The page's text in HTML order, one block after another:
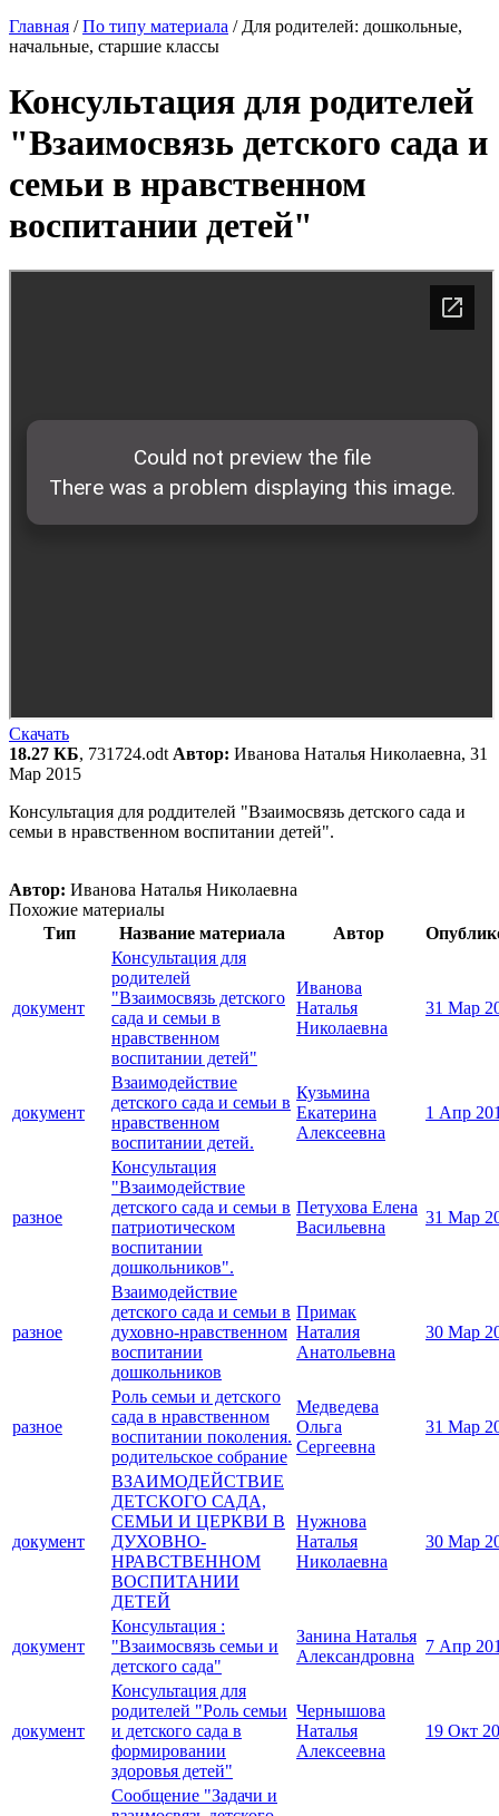
Главная /По типу материала / Для родителей: дошкольные,
начальные, старшие классы
Консультация для родителей
"Взаимосвязь детского сада и
семьи в нравственном
воспитании детей"
Скачать
18.27 КБ, 731724.odt Автор: Иванова Наталья Николаевна, 31
Мар 2015
Консультация для роддителей "Взаимосвязь детского сада и
семьи в нравственном воспитании детей".
Автор: Иванова Наталья Николаевна
Похожие материалы
Тип
Название материала Автор
документ
Консультация для
родителей
"Взаимосвязь детского
сада и семьи в
нравственном
воспитании детей"
Иванова
Наталья
Николаевна
31 Мар
документ
Взаимодействие
детского сада и семьи в
нравственном
воспитании детей.
Кузьмина
Екатерина
Алексеевна
1 Апр
разное
Консультация
"Взаимодействие
детского сада и семьи в
патриотическом
воспитании
дошкольников".
Петухова Елена
Васильевна
31 Мар
разное
Взаимодействие
детского сада и семьи в
духовно-нравственном
воспитании
дошкольников
Примак
Наталия
Анатольевна
30 Мар
разное
Роль семьи и детского
сада в нравственном
воспитании поколения.
родительское собрание
Медведева
Ольга
Сергеевна
31 Мар
документ
ВЗАИМОДЕЙСТВИЕ
ДЕТСКОГО САДА,
СЕМЬИ И ЦЕРКВИ В
ДУХОВНО-
НРАВСТВЕННОМ
ВОСПИТАНИИ
ДЕТЕЙ
Нужнова
Наталья
Николаевна
30 Мар
документ
Консультация :
"Взаимосвязь семьи и
детского сада"
Занина Наталья
Александровна
7 Апр
документ
Консультация для
родителей "Роль семьи
и детского сада в
формировании
здоровья детей"
Чернышова
Наталья
Алексеевна
19 Окт
Сообщение "Задачи и